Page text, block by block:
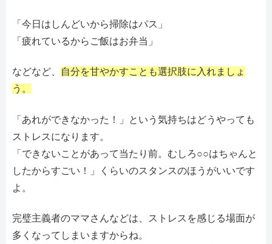
「今日はしんどいから掃除はパス」
「疲れているからご飯はお弁当」
などなど、
自分を甘やかすことも選択肢に入れましょ
う。
「あれができなかった！」という気持ちはどうやっても
ストレスになります。
「できないことがあって当たり前。むしろ○○はちゃんと
したからすごい！」くらいのスタンスのほうがいいです
よ。
完璧主義者のママさんなどは、ストレスを感じる場面が
多くなってしまいますからね。